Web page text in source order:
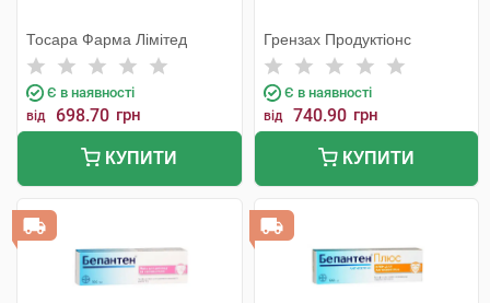
Тосара Фарма Лімітед
Є в наявності
від 698.70 грн
КУПИТИ
Грензах Продуктіонс
Є в наявності
від 740.90 грн
КУПИТИ